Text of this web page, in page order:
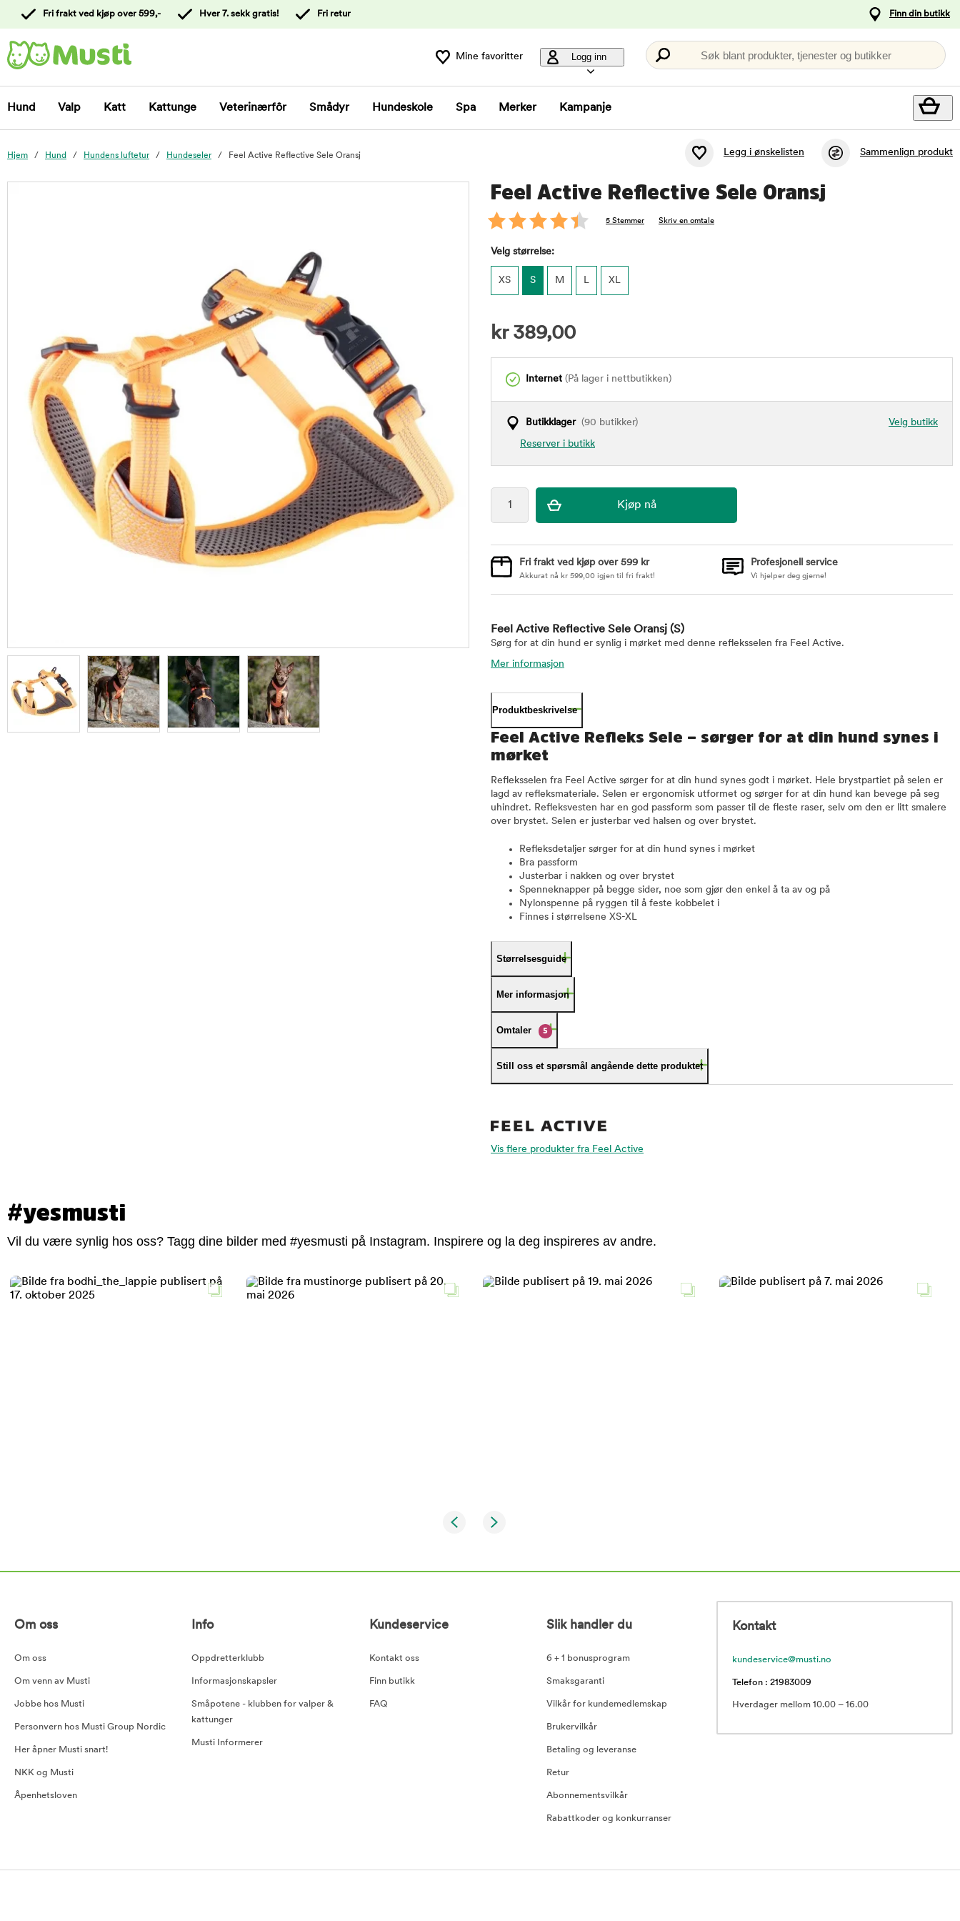
kundeservice
Fri frakt ved kjøp over 599,- Hver 7. sekk gratis! Fri retur Finn din butikk
Mine favoritter Logg inn Søk blant produkter, tjenester og butikker
Hund Valp Katt Kattunge Veterinærfôr Smådyr Hundeskole Spa Merker Kampanje
Hjem Hund Hundens luftetur Hundeseler Feel Active Reflective Sele Oransj Legg i ønskelisten Sammenlign produkt
Feel Active Reflective Sele Oransj
5 Stemmer Skriv en omtale
Velg størrelse:
XS S M L XL
kr 389,00
Internet (På lager i nettbutikken)
Velg butikk
Butikklager(90 butikker)
Reserver i butikk
Fri frakt ved kjøp over 599 kr
Akkurat nå kr 599,00 igjen til fri frakt!
Profesjonell service
Vi hjelper deg gjerne!
Feel Active Reflective Sele Oransj (S)
Sørg for at din hund er synlig i mørket med denne refleksselen fra Feel Active.
Mer informasjon
Produktbeskrivelse
Feel Active Refleks Sele – sørger for at din hund synes i
mørket
Refleksselen fra Feel Active sørger for at din hund synes godt i mørket. Hele brystpartiet på selen er
lagd av refleksmateriale. Selen er ergonomisk utformet og sørger for at din hund kan bevege på seg
uhindret. Refleksvesten har en god passform som passer til de fleste raser, selv om den er litt smalere
over brystet. Selen er justerbar ved halsen og over brystet.
Refleksdetaljer sørger for at din hund synes i mørket
Bra passform
Justerbar i nakken og over brystet
Spenneknapper på begge sider, noe som gjør den enkel å ta av og på
Nylonspenne på ryggen til å feste kobbelet i
Finnes i størrelsene XS-XL
Størrelsesguide
Mer informasjon
Omtaler 5
Still oss et spørsmål angående dette produktet
Vis flere produkter fra Feel Active
#yesmusti
Vil du være synlig hos oss? Tagg dine bilder med #yesmusti på Instagram. Inspirere og la deg inspireres av andre.
Om oss
Om oss
Om venn av Musti
Jobbe hos Musti
Personvern hos Musti Group Nordic
Her åpner Musti snart!
NKK og Musti
Åpenhetsloven
Info
Oppdretterklubb
Informasjonskapsler
Småpotene - klubben for valper &
kattunger
Musti Informerer
Kundeservice
Kontakt oss
Finn butikk
FAQ
Slik handler du
6 + 1 bonusprogram
Smaksgaranti
Vilkår for kundemedlemskap
Brukervilkår
Betaling og leveranse
Retur
Abonnementsvilkår
Rabattkoder og konkurranser
Kontakt
kundeservice@musti.no
Telefon : 21983009
Hverdager mellom 10.00 – 16.00